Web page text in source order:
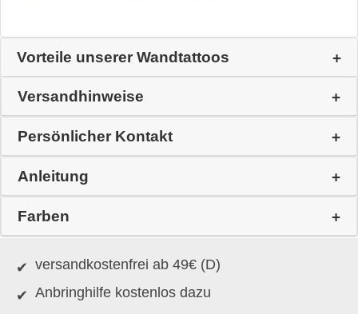
Vorteile unserer Wandtattoos
Versandhinweise
Persönlicher Kontakt
Anleitung
Farben
versandkostenfrei ab 49€ (D)
Anbringhilfe kostenlos dazu